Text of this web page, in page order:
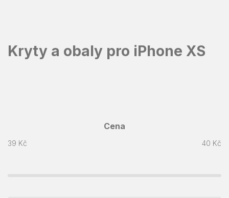
Kryty a obaly pro iPhone XS
Cena
39 Kč 40 Kč